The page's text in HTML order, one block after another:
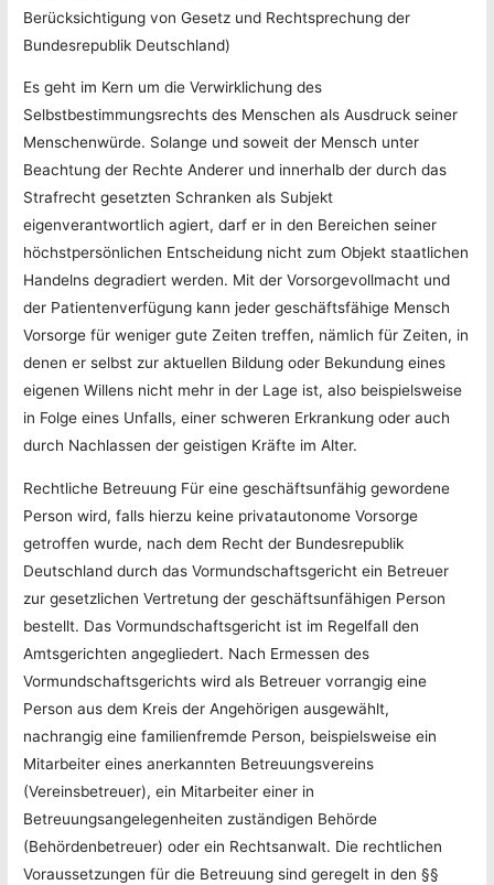
Berücksichtigung von Gesetz und Rechtsprechung der
Bundesrepublik Deutschland)
Es geht im Kern um die Verwirklichung des
Selbstbestimmungsrechts des Menschen als Ausdruck seiner
Menschenwürde. Solange und soweit der Mensch unter
Beachtung der Rechte Anderer und innerhalb der durch das
Strafrecht gesetzten Schranken als Subjekt
eigenverantwortlich agiert, darf er in den Bereichen seiner
höchstpersönlichen Entscheidung nicht zum Objekt staatlichen
Handelns degradiert werden. Mit der Vorsorgevollmacht und
der Patientenverfügung kann jeder geschäftsfähige Mensch
Vorsorge für weniger gute Zeiten treffen, nämlich für Zeiten, in
denen er selbst zur aktuellen Bildung oder Bekundung eines
eigenen Willens nicht mehr in der Lage ist, also beispielsweise
in Folge eines Unfalls, einer schweren Erkrankung oder auch
durch Nachlassen der geistigen Kräfte im Alter.
Rechtliche Betreuung Für eine geschäftsunfähig gewordene
Person wird, falls hierzu keine privatautonome Vorsorge
getroffen wurde, nach dem Recht der Bundesrepublik
Deutschland durch das Vormundschaftsgericht ein Betreuer
zur gesetzlichen Vertretung der geschäftsunfähigen Person
bestellt. Das Vormundschaftsgericht ist im Regelfall den
Amtsgerichten angegliedert. Nach Ermessen des
Vormundschaftsgerichts wird als Betreuer vorrangig eine
Person aus dem Kreis der Angehörigen ausgewählt,
nachrangig eine familienfremde Person, beispielsweise ein
Mitarbeiter eines anerkannten Betreuungsvereins
(Vereinsbetreuer), ein Mitarbeiter einer in
Betreuungsangelegenheiten zuständigen Behörde
(Behördenbetreuer) oder ein Rechtsanwalt. Die rechtlichen
Voraussetzungen für die Betreuung sind geregelt in den §§